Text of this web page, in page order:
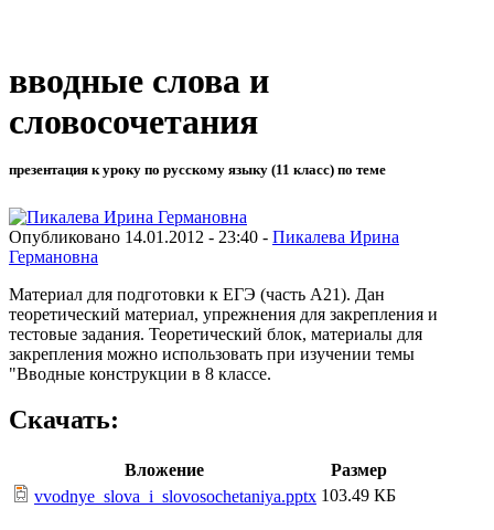
вводные слова и
словосочетания
презентация к уроку по русскому языку (11 класс) по теме
Опубликовано 14.01.2012 - 23:40 - Пикалева Ирина
Германовна
Материал для подготовки к ЕГЭ (часть А21). Дан
теоретический материал, упрежнения для закрепления и
тестовые задания. Теоретический блок, материалы для
закрепления можно использовать при изучении темы
"Вводные конструкции в 8 классе.
Скачать:
Вложение
Размер
vvodnye_slova_i_slovosochetaniya.pptx 103.49 КБ